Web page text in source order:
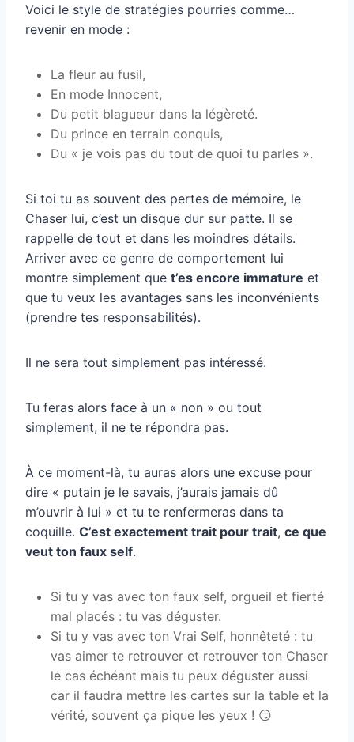
Voici le style de stratégies pourries comme…
revenir en mode :
La fleur au fusil,
En mode Innocent,
Du petit blagueur dans la légèreté.
Du prince en terrain conquis,
Du « je vois pas du tout de quoi tu parles ».
Si toi tu as souvent des pertes de mémoire, le
Chaser lui, c’est un disque dur sur patte. Il se
rappelle de tout et dans les moindres détails.
Arriver avec ce genre de comportement lui
montre simplement que t’es encore immature et
que tu veux les avantages sans les inconvénients
(prendre tes responsabilités).
Il ne sera tout simplement pas intéressé.
Tu feras alors face à un « non » ou tout
simplement, il ne te répondra pas.
À ce moment-là, tu auras alors une excuse pour
dire « putain je le savais, j’aurais jamais dû
m’ouvrir à lui » et tu te renfermeras dans ta
coquille. C’est exactement trait pour trait, ce que
veut ton faux self.
Si tu y vas avec ton faux self, orgueil et fierté
mal placés : tu vas déguster.
Si tu y vas avec ton Vrai Self, honnêteté : tu
vas aimer te retrouver et retrouver ton Chaser
le cas échéant mais tu peux déguster aussi
car il faudra mettre les cartes sur la table et la
vérité, souvent ça pique les yeux ! 😏